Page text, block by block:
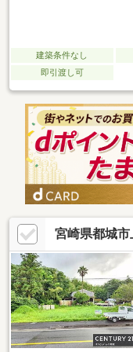
建築条件なし
即引渡し可
宮崎県都城市